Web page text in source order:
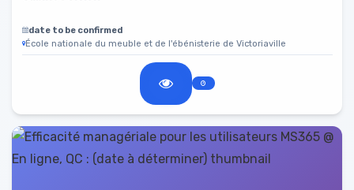
date to be confirmed
École nationale du meuble et de l'ébénisterie de Victoriaville